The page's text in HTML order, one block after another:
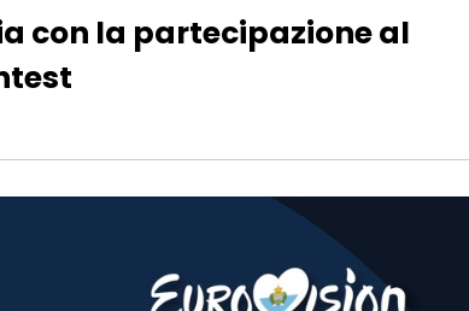
con la partecipazione al